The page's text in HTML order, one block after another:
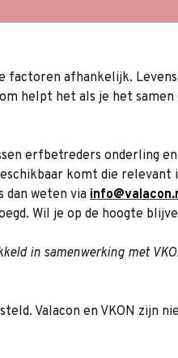
factoren afhankelijk.
helpt het als je het
erfbetreders onderling
komt die relevant
dan weten via
Wil je op de hoogte
in samenwerking met
Valacon en VKON